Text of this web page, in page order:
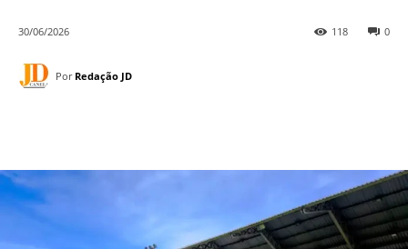
30/06/2026 0
118
Por Redação JD